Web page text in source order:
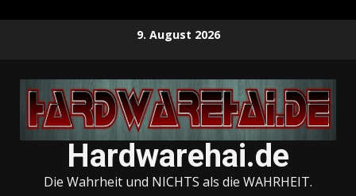
9. August 2026
Hardwarehai.de
Die Wahrheit und NICHTS als die WAHRHEIT.